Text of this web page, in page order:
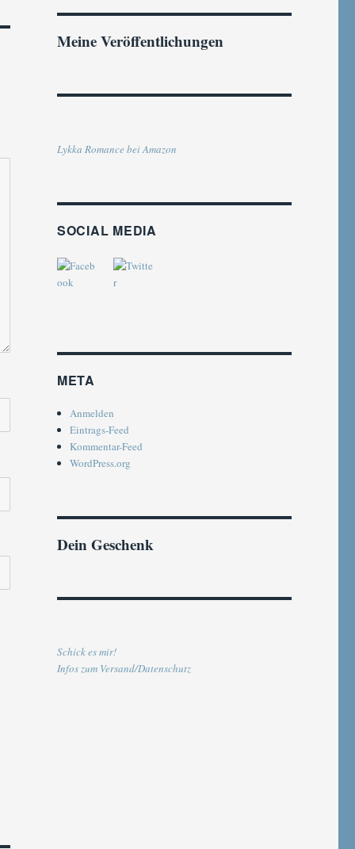
Meine Veröffentlichungen
Lykka Romance bei Amazon
SOCIAL MEDIA
META
Anmelden
Eintrags-Feed
Kommentar-Feed
WordPress.org
Dein Geschenk
Schick es mir!
Infos zum Versand/Datenschutz